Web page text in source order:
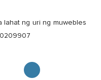
lahat ng uri ng muwebles